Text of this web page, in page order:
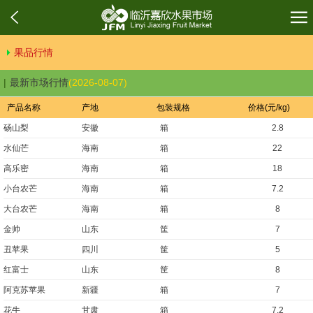
果品行情
最新市场行情(2026-08-07)
产品名称 产地 包装规格 价格(元/kg)
砀山梨 安徽 箱 2.8
水仙芒 海南 箱 22
高乐密 海南 箱 18
小台农芒 海南 箱 7.2
大台农芒 海南 箱 8
金帅 山东 筐 7
丑苹果 四川 筐 5
红富士 山东 筐 8
阿克苏苹果 新疆 箱 7
花牛 甘肃 箱 7.2